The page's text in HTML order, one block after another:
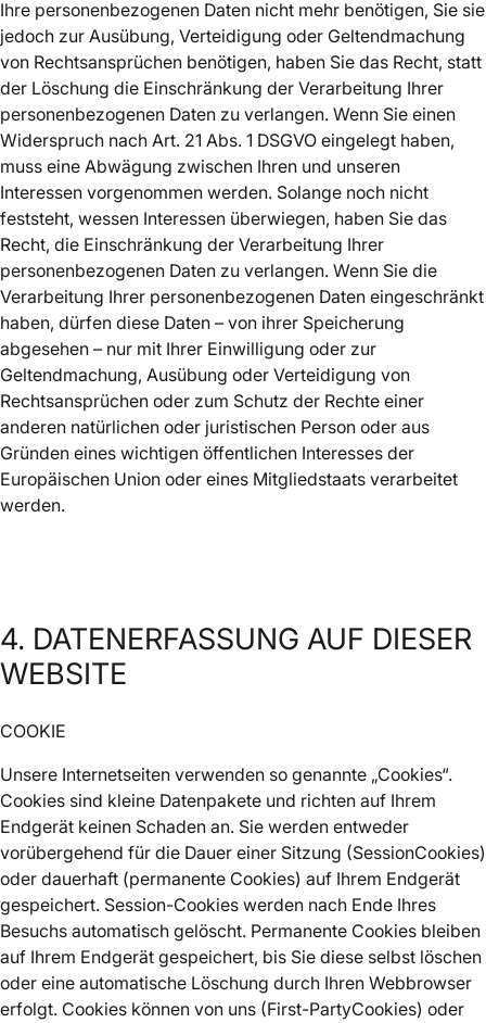
Ihre personenbezogenen Daten nicht mehr benötigen, Sie sie
jedoch zur Ausübung, Verteidigung oder Geltendmachung
von Rechtsansprüchen benötigen, haben Sie das Recht, statt
der Löschung die Einschränkung der Verarbeitung Ihrer
personenbezogenen Daten zu verlangen. Wenn Sie einen
Widerspruch nach Art. 21 Abs. 1 DSGVO eingelegt haben,
muss eine Abwägung zwischen Ihren und unseren
Interessen vorgenommen werden. Solange noch nicht
feststeht, wessen Interessen überwiegen, haben Sie das
Recht, die Einschränkung der Verarbeitung Ihrer
personenbezogenen Daten zu verlangen. Wenn Sie die
Verarbeitung Ihrer personenbezogenen Daten eingeschränkt
haben, dürfen diese Daten – von ihrer Speicherung
abgesehen – nur mit Ihrer Einwilligung oder zur
Geltendmachung, Ausübung oder Verteidigung von
Rechtsansprüchen oder zum Schutz der Rechte einer
anderen natürlichen oder juristischen Person oder aus
Gründen eines wichtigen öffentlichen Interesses der
Europäischen Union oder eines Mitgliedstaats verarbeitet
werden.
4. DATENERFASSUNG AUF DIESER
WEBSITE
COOKIE
Unsere Internetseiten verwenden so genannte „Cookies“.
Cookies sind kleine Datenpakete und richten auf Ihrem
Endgerät keinen Schaden an. Sie werden entweder
vorübergehend für die Dauer einer Sitzung (SessionCookies)
oder dauerhaft (permanente Cookies) auf Ihrem Endgerät
gespeichert. Session-Cookies werden nach Ende Ihres
Besuchs automatisch gelöscht. Permanente Cookies bleiben
auf Ihrem Endgerät gespeichert, bis Sie diese selbst löschen
oder eine automatische Löschung durch Ihren Webbrowser
erfolgt. Cookies können von uns (First-PartyCookies) oder